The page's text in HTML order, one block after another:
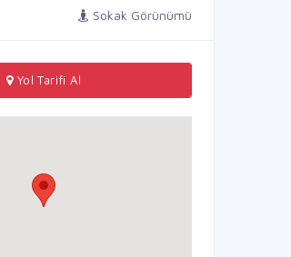
Sokak Görünümü
Yol Tarifi Al